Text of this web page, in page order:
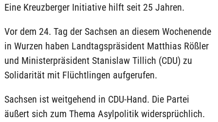
Eine Kreuzberger Initiative hilft seit 25 Jahren.
Vor dem 24. Tag der Sachsen an diesem Wochenende
in Wurzen haben Landtagspräsident Matthias Rößler
und Ministerpräsident Stanislaw Tillich (CDU) zu
Solidarität mit Flüchtlingen aufgerufen.
Sachsen ist weitgehend in CDU-Hand. Die Partei
äußert sich zum Thema Asylpolitik widersprüchlich.